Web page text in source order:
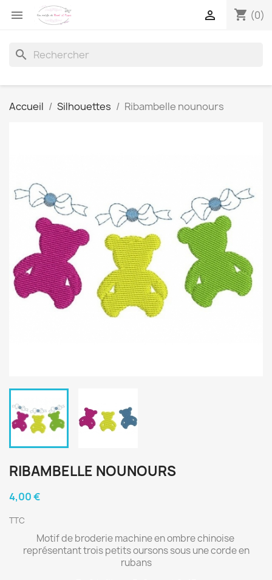
 shopping_cart (0)

search
Accueil Silhouettes Ribambelle nounours
RIBAMBELLE NOUNOURS
4,00 €
TTC
Motif de broderie machine en ombre chinoise
représentant trois petits oursons sous une corde en
rubans